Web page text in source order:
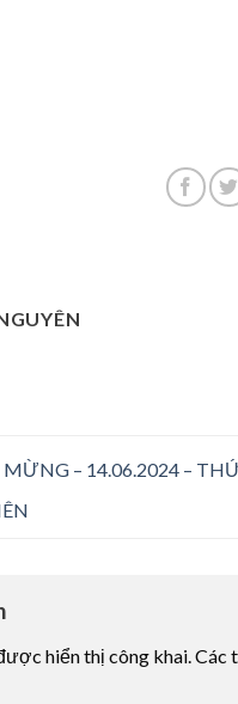
– 14.06.2024 –
hiển thị công khai.Các